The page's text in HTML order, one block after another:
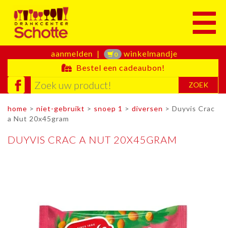
aanmelden | 0 winkelmandje
Bestel een cadeaubon!
ZOEK
home > niet-gebruikt > snoep 1 > diversen > Duyvis Crac
a Nut 20x45gram
DUYVIS CRAC A NUT 20X45GRAM